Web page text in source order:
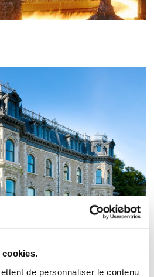
cookies.
de personnaliser le contenu